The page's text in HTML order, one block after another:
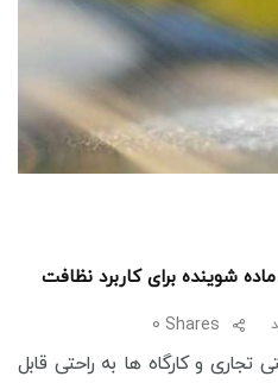
شوینده برای کاربرد نظافت
Shares
0
و کارگاه ها به راحتی قابل